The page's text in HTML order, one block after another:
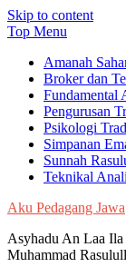
Skip to content
Top Menu
Amanah
Broker dan
Fundamental
Pengurusan
Psikologi
Simpanan
Sunnah
Teknikal
Aku Pedagang Jawa
Asyhadu An Laa
Muhammad